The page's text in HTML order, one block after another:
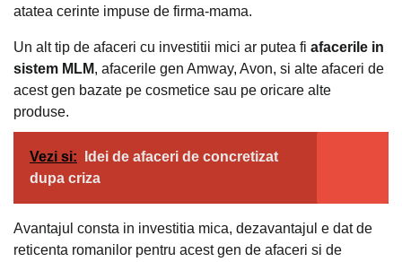
atatea cerinte impuse de firma-mama.
Un alt tip de afaceri cu investitii mici ar putea fi afacerile in
sistem MLM, afacerile gen Amway, Avon, si alte afaceri de
acest gen bazate pe cosmetice sau pe oricare alte
produse.
Vezi si:
Idei de afaceri de concretizat
dupa criza
Avantajul consta in investitia mica, dezavantajul e dat de
reticenta romanilor pentru acest gen de afaceri si de